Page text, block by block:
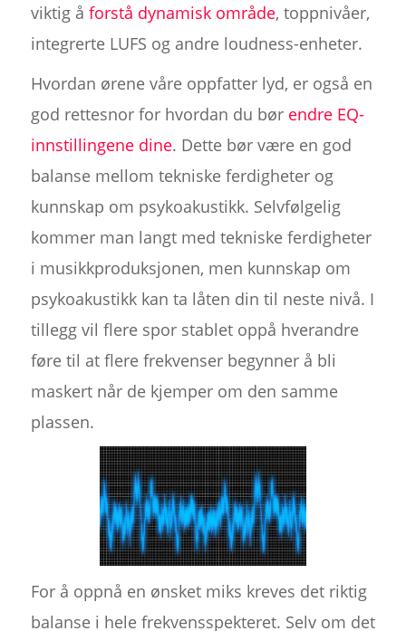
viktig å forstå dynamisk område, toppnivåer,
integrerte LUFS og andre loudness-enheter.
Hvordan ørene våre oppfatter lyd, er også en
god rettesnor for hvordan du bør endre EQ-
innstillingene dine. Dette bør være en god
balanse mellom tekniske ferdigheter og
kunnskap om psykoakustikk. Selvfølgelig
kommer man langt med tekniske ferdigheter
i musikkproduksjonen, men kunnskap om
psykoakustikk kan ta låten din til neste nivå. I
tillegg vil flere spor stablet oppå hverandre
føre til at flere frekvenser begynner å bli
maskert når de kjemper om den samme
plassen.
For å oppnå en ønsket miks kreves det riktig
balanse i hele frekvensspekteret. Selv om det